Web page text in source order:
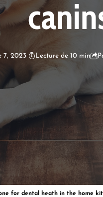
7, 2023 Lecture de 10 min
for dental heath in the home